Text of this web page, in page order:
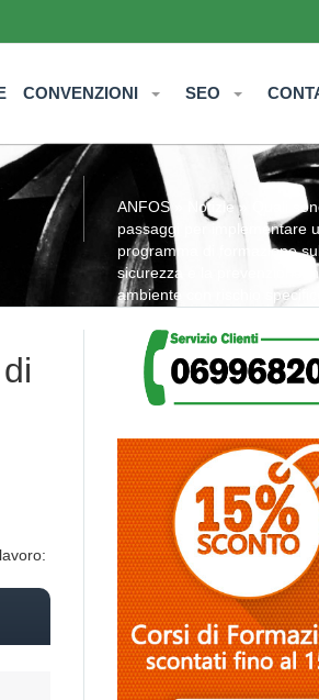
CONVENZIONI SEO
ANFOS» Notizie» Quali
passaggi per implementare
programma di formazione
sicurezza e la prevenzione
ambiente con rischio